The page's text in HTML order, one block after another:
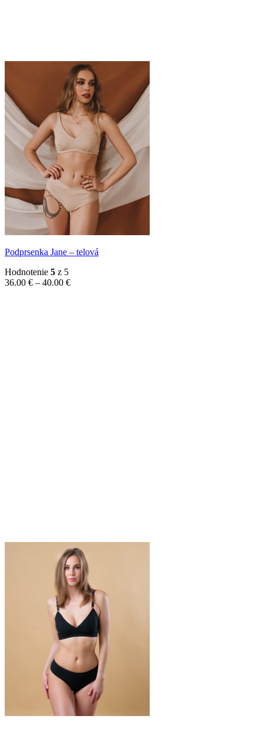
Podprsenka Jane – telová
Hodnotenie 5 z 5
36.00 € – 40.00 €Price